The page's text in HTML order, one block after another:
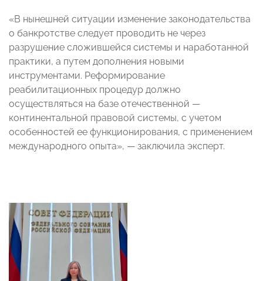
«В нынешней ситуации изменение законодательства
о банкротстве следует проводить не через
разрушение сложившейся системы и наработанной
практики, а путем дополнения новыми
инструментами. Реформирование
реабилитационных процедур должно
осуществляться на базе отечественной —
континентальной правовой системы, с учетом
особенностей ее функционирования, с применением
международного опыта», — заключила эксперт.